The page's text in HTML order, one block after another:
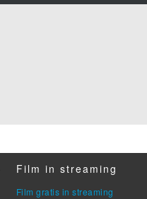
Film in streaming
Film gratis in streaming